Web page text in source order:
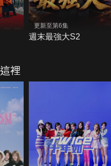
更新至第6集
週末最強大S2
裡